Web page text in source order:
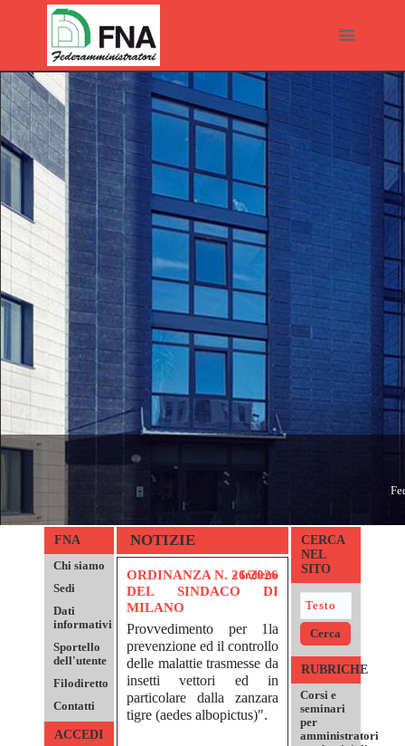
FNA
Chi siamo
Sedi
Dati
informativi
Sportello
dell'utente
Filodiretto
Contatti
ACCEDI
NOTIZIE
ORDINANZA N. 26/2026
DEL SINDACO DI
MILANO
Provvedimento per 1la
prevenzione ed il controllo
delle malattie trasmesse da
insetti vettori ed in
particolare dalla zanzara
tigre (aedes albopictus)".
« Indietro
CERCA
NEL
SITO
RUBRICHE
Corsi e
seminari
per
amministratori